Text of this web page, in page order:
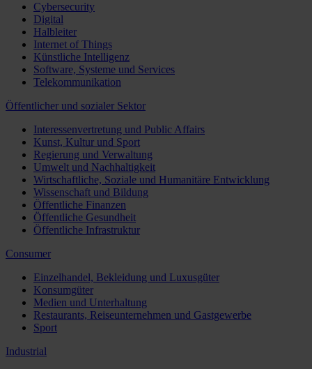
Cybersecurity
Digital
Halbleiter
Internet of Things
Künstliche Intelligenz
Software, Systeme und Services
Telekommunikation
Öffentlicher und sozialer Sektor
Interessenvertretung und Public Affairs
Kunst, Kultur und Sport
Regierung und Verwaltung
Umwelt und Nachhaltigkeit
Wirtschaftliche, Soziale und Humanitäre Entwicklung
Wissenschaft und Bildung
Öffentliche Finanzen
Öffentliche Gesundheit
Öffentliche Infrastruktur
Consumer
Einzelhandel, Bekleidung und Luxusgüter
Konsumgüter
Medien und Unterhaltung
Restaurants, Reiseunternehmen und Gastgewerbe
Sport
Industrial